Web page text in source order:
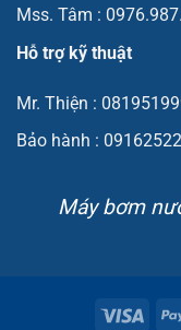
Mss. Tâm :
Hỗ trợ kỹ thuật
Mr. Thiện :
Bảo hành :
Máy bơm
Visa